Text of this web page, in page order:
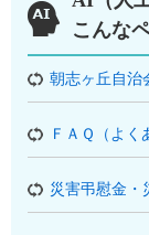
こんな
朝志ヶ丘自治
ＦＡＱ（よ
災害弔慰金・